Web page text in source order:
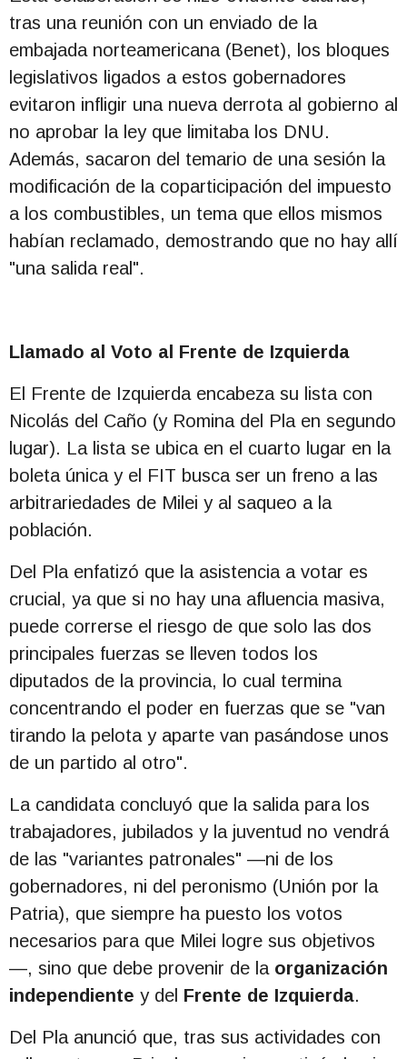
tras una reunión con un enviado de la
embajada norteamericana (Benet), los bloques
legislativos ligados a estos gobernadores
evitaron infligir una nueva derrota al gobierno al
no aprobar la ley que limitaba los DNU.
Además, sacaron del temario de una sesión la
modificación de la coparticipación del impuesto
a los combustibles, un tema que ellos mismos
habían reclamado, demostrando que no hay allí
"una salida real".
Llamado al Voto al Frente de Izquierda
El Frente de Izquierda encabeza su lista con
Nicolás del Caño (y Romina del Pla en segundo
lugar). La lista se ubica en el cuarto lugar en la
boleta única y el FIT busca ser un freno a las
arbitrariedades de Milei y al saqueo a la
población.
Del Pla enfatizó que la asistencia a votar es
crucial, ya que si no hay una afluencia masiva,
puede correrse el riesgo de que solo las dos
principales fuerzas se lleven todos los
diputados de la provincia, lo cual termina
concentrando el poder en fuerzas que se "van
tirando la pelota y aparte van pasándose unos
de un partido al otro".
La candidata concluyó que la salida para los
trabajadores, jubilados y la juventud no vendrá
de las "variantes patronales" —ni de los
gobernadores, ni del peronismo (Unión por la
Patria), que siempre ha puesto los votos
necesarios para que Milei logre sus objetivos
—, sino que debe provenir de la organización
independiente y del Frente de Izquierda.
Del Pla anunció que, tras sus actividades con